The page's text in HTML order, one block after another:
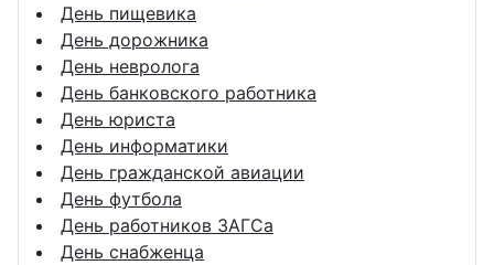
День пищевика
День дорожника
День невролога
День банковского работника
День юриста
День информатики
День гражданской авиации
День футбола
День работников ЗАГСа
День снабженца